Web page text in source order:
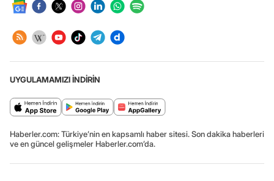
UYGULAMAMIZI İNDİRİN
Haberler.com: Türkiye’nin en kapsamlı haber sitesi. Son dakika haberleri
ve en güncel gelişmeler Haberler.com’da.